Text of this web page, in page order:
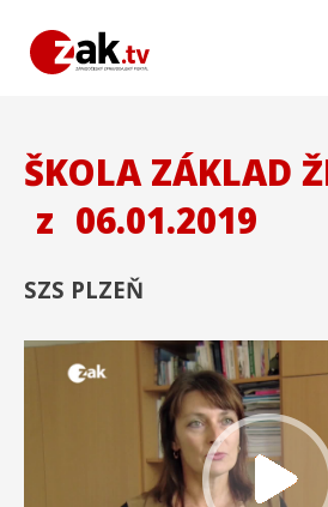
ŠKOLA ZÁKLAD
z 06.01.2019
SZS PLZEŇ